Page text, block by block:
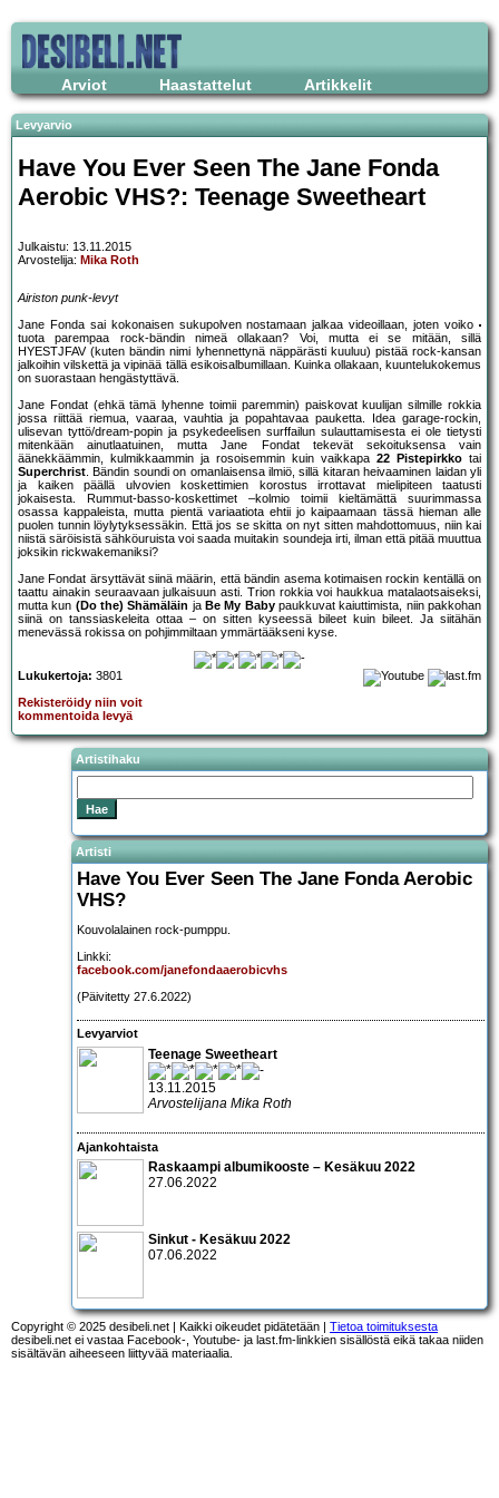
Arviot Haastattelut Artikkelit
Levyarvio
Have You Ever Seen The Jane Fonda
Aerobic VHS?: Teenage Sweetheart
Julkaistu: 13.11.2015
Arvostelija: Mika Roth
Airiston punk-levyt
Jane Fonda sai kokonaisen sukupolven nostamaan jalkaa videoillaan, joten voiko
tuota parempaa rock-bändin nimeä ollakaan? Voi, mutta ei se mitään, sillä
HYESTJFAV (kuten bändin nimi lyhennettynä näppärästi kuuluu) pistää rock-kansan
jalkoihin vilskettä ja vipinää tällä esikoisalbumillaan. Kuinka ollakaan, kuuntelukokemus
on suorastaan hengästyttävä.
Jane Fondat (ehkä tämä lyhenne toimii paremmin) paiskovat kuulijan silmille rokkia
jossa riittää riemua, vaaraa, vauhtia ja popahtavaa pauketta. Idea garage-rockin,
ulisevan tyttö/dream-popin ja psykedeelisen surffailun sulauttamisesta ei ole tietysti
mitenkään ainutlaatuinen, mutta Jane Fondat tekevät sekoituksensa vain
äänekkäämmin, kulmikkaammin ja rosoisemmin kuin vaikkapa 22 Pistepirkko tai
Superchrist. Bändin soundi on omanlaisensa ilmiö, sillä kitaran heivaaminen laidan yli
ja kaiken päällä ulvovien koskettimien korostus irrottavat mielipiteen taatusti
jokaisesta. Rummut-basso-koskettimet –kolmio toimii kieltämättä suurimmassa
osassa kappaleista, mutta pientä variaatiota ehtii jo kaipaamaan tässä hieman alle
puolen tunnin löylytyksessäkin. Että jos se skitta on nyt sitten mahdottomuus, niin kai
niistä säröisistä sähköuruista voi saada muitakin soundeja irti, ilman että pitää muuttua
joksikin rickwakemaniksi?
Jane Fondat ärsyttävät siinä määrin, että bändin asema kotimaisen rockin kentällä on
taattu ainakin seuraavaan julkaisuun asti. Trion rokkia voi haukkua matalaotsaiseksi,
mutta kun (Do the) Shämäläin ja Be My Babypaukkuvat kaiuttimista, niin pakkohan
siinä on tanssiaskeleita ottaa – on sitten kyseessä bileet kuin bileet. Ja siitähän
menevässä rokissa on pohjimmiltaan ymmärtääkseni kyse.
Lukukertoja: 3801
Rekisteröidy niin voit
kommentoida levyä
Artistihaku
Artisti
Have You Ever Seen The Jane Fonda Aerobic
VHS?
Kouvolalainen rock-pumppu.
Linkki:
facebook.com/janefondaaerobicvhs
(Päivitetty 27.6.2022)
Levyarviot
Teenage Sweetheart
13.11.2015
Arvostelijana Mika Roth
Ajankohtaista
Raskaampi albumikooste – Kesäkuu 2022
27.06.2022
Sinkut - Kesäkuu 2022
07.06.2022
Copyright © 2025 desibeli.net | Kaikki oikeudet pidätetään | Tietoa toimituksesta
desibeli.net ei vastaa Facebook-, Youtube- ja last.fm-linkkien sisällöstä eikä takaa niiden
sisältävän aiheeseen liittyvää materiaalia.